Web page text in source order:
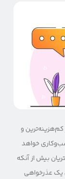
و
خواهد
بیش از آنکه
یک عذرخواهی